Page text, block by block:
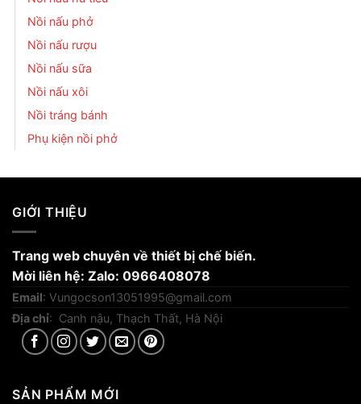
Nồi nấu phở
Nồi nấu rượu
Nồi nấu sữa
Nồi nấu xôi
Nồi tráng bánh
Phụ kiện nồi phở
GIỚI THIỆU
Trang web chuyên về thiết bị chế biến.
Mời liên hệ: Zalo: 0966408078
Email: Vungocson13051995@gmail.com
Địa chỉ: Canh nậu, Thạch Thất, Hà Nội
SẢN PHẨM MỚI